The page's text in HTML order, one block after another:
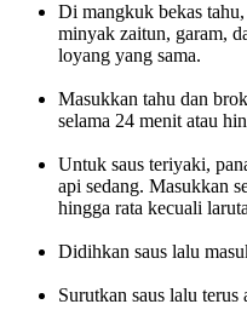
Di mangkuk bekas
minyak zaitun, garam,
loyang yang sama.
Masukkan tahu dan
selama 24 menit atau
Untuk saus teriyaki,
api sedang. Masukkan
hingga rata kecuali
Didihkan saus lalu
Surutkan saus lalu terus